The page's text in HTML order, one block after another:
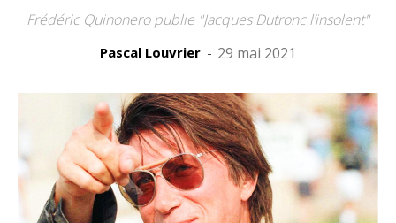
Frédéric Quinonero publie "Jacques Dutronc l’insolent"
Pascal Louvrier - 29 mai 2021